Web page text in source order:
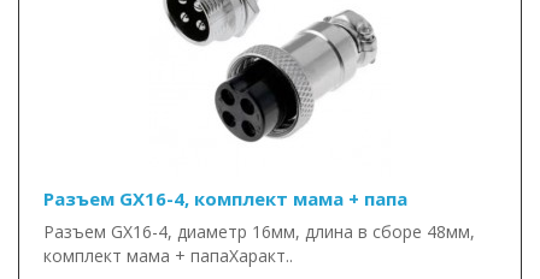
Разъем GX16-4, комплект мама + папа
Разъем GX16-4, диаметр 16мм, длина в сборе 48мм,
комплект мама + папаХаракт..